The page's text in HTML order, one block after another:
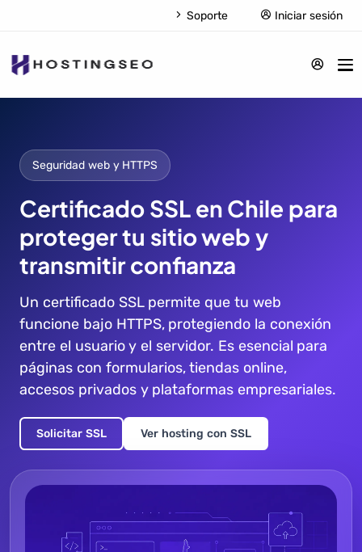
Soporte Iniciar sesión
Seguridad web y HTTPS
Certificado SSL en Chile para
proteger tu sitio web y
transmitir confianza
Un certificado SSL permite que tu web
funcione bajo HTTPS, protegiendo la conexión
entre el usuario y el servidor. Es esencial para
páginas con formularios, tiendas online,
accesos privados y plataformas empresariales.
Solicitar SSL Ver hosting con SSL